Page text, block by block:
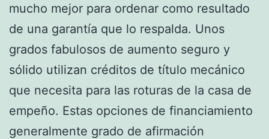
mucho mejor para ordenar como resultado
de una garantía que lo respalda. Unos
grados fabulosos de aumento seguro y
sólido utilizan créditos de título mecánico
que necesita para las roturas de la casa de
empeño. Estas opciones de financiamiento
generalmente grado de afirmación